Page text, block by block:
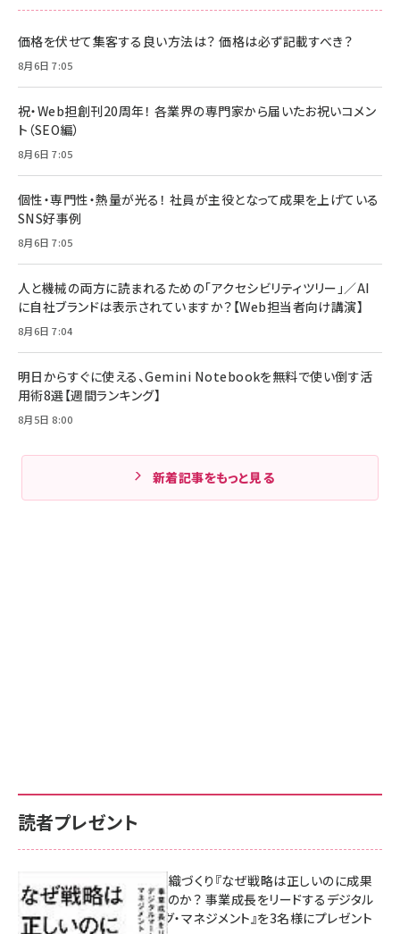
価格を伏せて集客する良い方法は？ 価格は必ず記載すべき？
8月6日 7:05
祝・Web担創刊20周年！ 各業界の専門家から届いたお祝いコメン
ト（SEO編）
8月6日 7:05
個性・専門性・熱量が光る！ 社員が主役となって成果を上げている
SNS好事例
8月6日 7:05
人と機械の両方に読まれるための「アクセシビリティツリー」／AI
に自社ブランドは表示されていますか？【Web担当者向け講演】
8月6日 7:04
明日からすぐに使える、Gemini Notebookを無料で使い倒す活
用術8選【週間ランキング】
8月5日 8:00
新着記事をもっと見る
読者プレゼント
成果を生む組織づくり『なぜ戦略は正しいのに成果
があがらないのか？ 事業成長をリードするデジタル
マーケティング・マネジメント』を3名様にプレゼント